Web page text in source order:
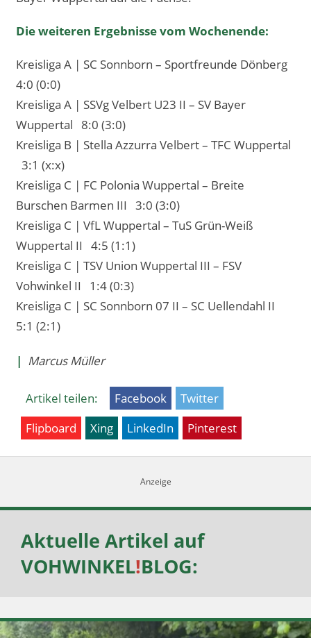
Die weiteren Ergebnisse vom Wochenende:
Kreisliga A | SC Sonnborn – Sportfreunde Dönberg
4:0 (0:0)
Kreisliga A | SSVg Velbert U23 II – SV Bayer
Wuppertal 8:0 (3:0)
Kreisliga B | Stella Azzurra Velbert – TFC Wuppertal
3:1 (x:x)
Kreisliga C | FC Polonia Wuppertal – Breite
Burschen Barmen III 3:0 (3:0)
Kreisliga C | VfL Wuppertal – TuS Grün-Weiß
Wuppertal II 4:5 (1:1)
Kreisliga C | TSV Union Wuppertal III – FSV
Vohwinkel II 1:4 (0:3)
Kreisliga C | SC Sonnborn 07 II – SC Uellendahl II
5:1 (2:1)
| Marcus Müller
Artikel teilen: Facebook
Twitter
Flipboard
Xing LinkedIn Pinterest
Aktuelle Artikel auf
VOHWINKEL!BLOG: